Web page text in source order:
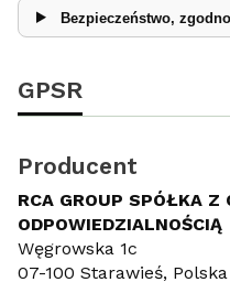
Bezpieczeństwo,
GPSR
Producent
RCA GROUP SPÓŁKA Z
ODPOWIEDZIALNOŚCIĄ
Węgrowska 1c
07-100 Starawieś, Polska